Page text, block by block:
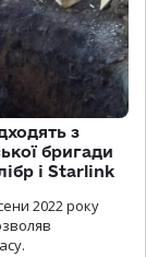
з
бригади
і Starlink
2022 року